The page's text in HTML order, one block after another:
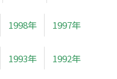
1998年 1997年
1993年 1992年